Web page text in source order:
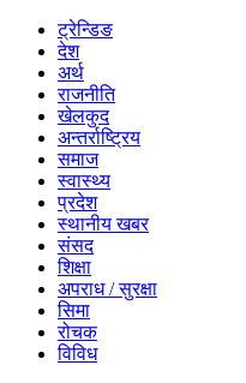
ट्रेन्डिङ
देश
अर्थ
राजनीति
खेलकुद
अन्तर्राष्ट्रिय
समाज
स्वास्थ्य
प्रदेश
स्थानीय खबर
संसद
शिक्षा
अपराध / सुरक्षा
सिमा
रोचक
विविध